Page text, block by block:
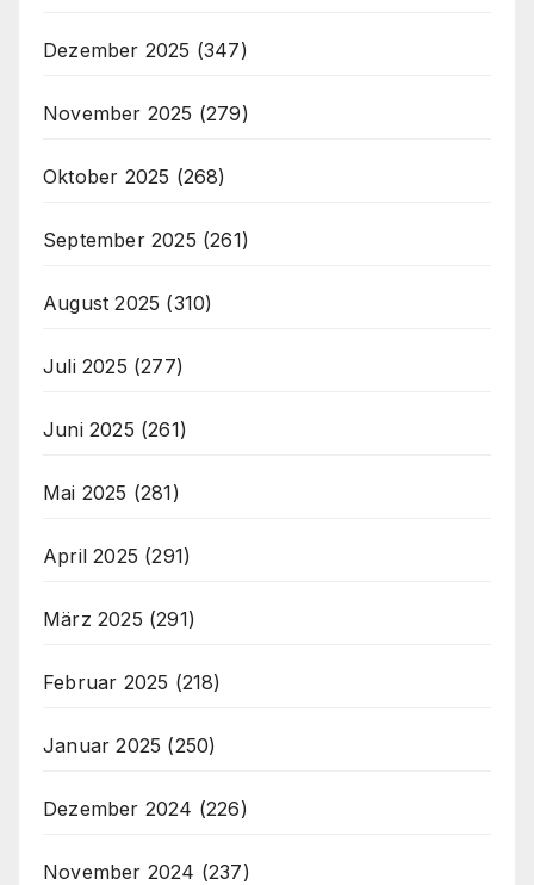
Dezember 2025 (347)
November 2025 (279)
Oktober 2025 (268)
September 2025 (261)
August 2025 (310)
Juli 2025 (277)
Juni 2025 (261)
Mai 2025 (281)
April 2025 (291)
März 2025 (291)
Februar 2025 (218)
Januar 2025 (250)
Dezember 2024 (226)
November 2024 (237)